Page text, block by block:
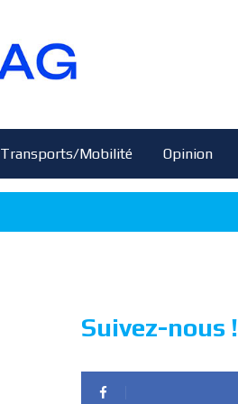
Transports/Mobilité Opinion
Suivez-nous !